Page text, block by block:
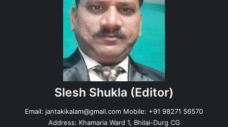
Slesh Shukla (Editor)
Email: jantakikalam@gmail.com Mobile: +91 98271 56570
Address: Khamaria Ward 1, Bhilai-Durg CG